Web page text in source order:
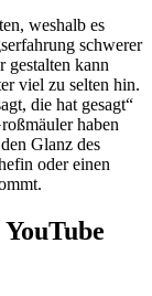
weshalb es
schwerer
gestalten kann
viel zu selten hin.
die hat gesagt“
haben
Glanz des
oder einen